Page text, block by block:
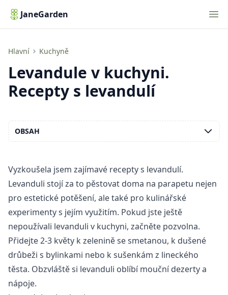
JaneGarden
Hlavní Kuchyně
Levandule v kuchyni. Recepty s levandulí
Levandule v kuchyni.
Recepty s levandulí
Vyzkoušela jsem zajímavé recepty s levandulí.
Levanduli stojí za to pěstovat doma na parapetu nejen
pro estetické potěšení, ale také pro kulinářské
experimenty s jejím využitím. Pokud jste ještě
nepoužívali levanduli v kuchyni, začněte pozvolna.
Přidejte 2-3 květy k zelenině se smetanou, k dušené
drůbeži s bylinkami nebo k sušenkám z lineckého
těsta. Obzvláště si levanduli oblíbí mouční dezerty a
nápoje.
OBSAH